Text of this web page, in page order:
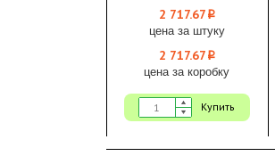
SAVONA Future
картриджный пластик
2 717.67 i
цена за штуку
2 717.67 i
цена за коробку
Купить